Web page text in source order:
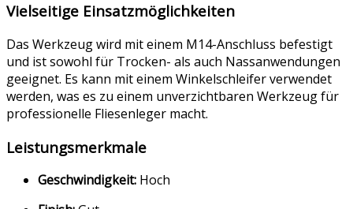
Vielseitige Einsatzmöglichkeiten
Das Werkzeug wird mit einem M14-Anschluss befestigt
und ist sowohl für Trocken- als auch Nassanwendungen
geeignet. Es kann mit einem Winkelschleifer verwendet
werden, was es zu einem unverzichtbaren Werkzeug für
professionelle Fliesenleger macht.
Leistungsmerkmale
Geschwindigkeit: Hoch